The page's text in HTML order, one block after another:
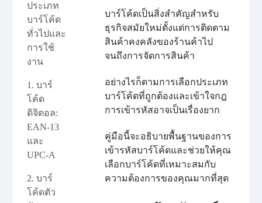
ประเภท
บาร์โค้ด
ทั่วไปและ
การใช้
งาน
1. บาร์
โค้ด
ดิจิตอล:
EAN-13
และ
UPC-A
2. บาร์
โค้ดตัว
บาร์โค้ดเป็นสิ่งสำคัญสำหรับ
ธุรกิจสมัยใหม่ตั้งแต่การติดตาม
สินค้าคงคลังของร้านค้าไป
จนถึงการจัดการสินค้า
อย่างไรก็ตามการเลือกประเภท
บาร์โค้ดที่ถูกต้องและเข้าใจกฎ
การเข้ารหัสอาจเป็นเรื่องยาก
คู่มือนี้จะอธิบายพื้นฐานของการ
เข้ารหัสบาร์โค้ดและช่วยให้คุณ
เลือกบาร์โค้ดที่เหมาะสมกับ
ความต้องการของคุณมากที่สุด